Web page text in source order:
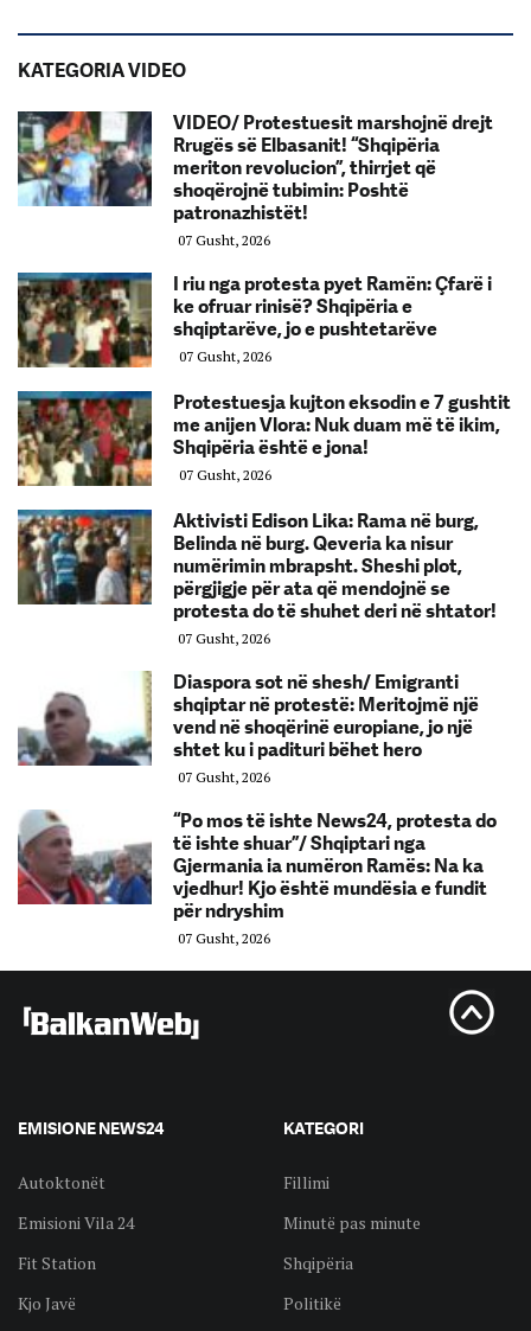
KATEGORIA VIDEO
VIDEO/ Protestuesit marshojnë drejt
Rrugës së Elbasanit! “Shqipëria
meriton revolucion”, thirrjet që
shoqërojnë tubimin: Poshtë
patronazhistët!
07 Gusht, 2026
I riu nga protesta pyet Ramën: Çfarë i
ke ofruar rinisë? Shqipëria e
shqiptarëve, jo e pushtetarëve
07 Gusht, 2026
Protestuesja kujton eksodin e 7 gushtit
me anijen Vlora: Nuk duam më të ikim,
Shqipëria është e jona!
07 Gusht, 2026
Aktivisti Edison Lika: Rama në burg,
Belinda në burg. Qeveria ka nisur
numërimin mbrapsht. Sheshi plot,
përgjigje për ata që mendojnë se
protesta do të shuhet deri në shtator!
07 Gusht, 2026
Diaspora sot në shesh/ Emigranti
shqiptar në protestë: Meritojmë një
vend në shoqërinë europiane, jo një
shtet ku i padituri bëhet hero
07 Gusht, 2026
“Po mos të ishte News24, protesta do
të ishte shuar”/ Shqiptari nga
Gjermania ia numëron Ramës: Na ka
vjedhur! Kjo është mundësia e fundit
për ndryshim
07 Gusht, 2026
EMISIONE NEWS24
Autoktonët
Emisioni Vila 24
Fit Station
Kjo Javë
KATEGORI
Fillimi
Minutë pas minute
Shqipëria
Politikë